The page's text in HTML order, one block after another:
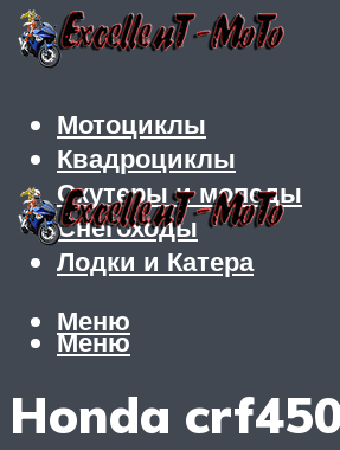
Мотоциклы
Квадроциклы
Скутеры и мопеды
Снегоходы
Лодки и Катера
Меню
Меню
Honda